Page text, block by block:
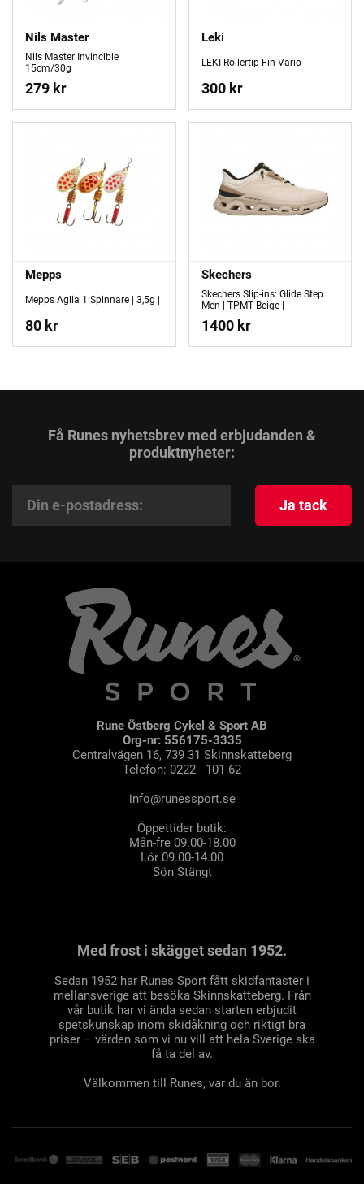
Nils Master
Nils Master Invincible
15cm/30g
279 kr
Leki
LEKI Rollertip Fin Vario
300 kr
Mepps
Mepps Aglia 1 Spinnare | 3,5g |
80 kr
Skechers
Skechers Slip-ins: Glide Step
Men | TPMT Beige |
1400 kr
Få Runes nyhetsbrev med erbjudanden &
produktnyheter:
Ja tack
Rune Östberg Cykel & Sport AB
Org-nr: 556175-3335
Centralvägen 16, 739 31 Skinnskatteberg
Telefon: 0222 - 101 62
info@runessport.se
Öppettider butik:
Mån-fre 09.00-18.00
Lör 09.00-14.00
Sön Stängt
Med frost i skägget sedan 1952.
Sedan 1952 har Runes Sport fått skidfantaster i
mellansverige att besöka Skinnskatteberg. Från
vår butik har vi ända sedan starten erbjudit
spetskunskap inom skidåkning och riktigt bra
priser – värden som vi nu vill att hela Sverige ska
få ta del av.
Välkommen till Runes, var du än bor.